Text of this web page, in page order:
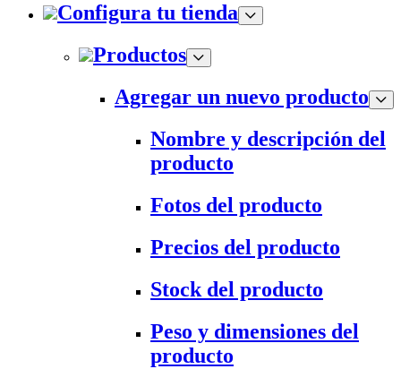
Configura tu tienda
Productos
Agregar un nuevo producto
Nombre y descripción del
producto
Fotos del producto
Precios del producto
Stock del producto
Peso y dimensiones del
producto